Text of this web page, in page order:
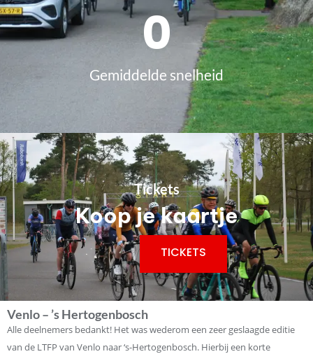
Gemiddelde snelheid
0
Tickets
Koop je kaartje
TICKETS
Venlo – ’s Hertogenbosch
Alle deelnemers bedankt! Het was wederom een zeer geslaagde editie
van de LTFP van Venlo naar ‘s-Hertogenbosch. Hierbij een korte